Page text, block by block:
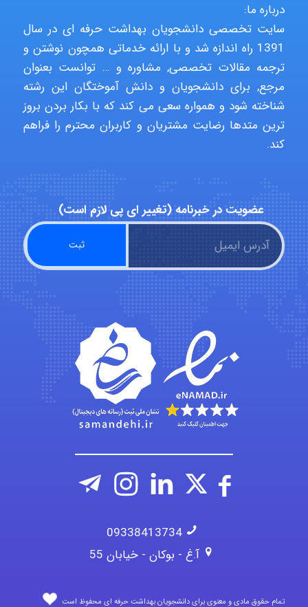
fahimeh sheibani
HaddadiMahsa
USER124
malekf
abolfazlkoshehe
abolfazlkoshehe
درباره ما:
سایت تخصصی دانشجویان بهداشت حرفه ای در سال
1391 راه اندازه شد و با ارائه خدماتی همچون نوشتن و
ترجمه مقالات تخصصی, مشاوره و … توانست بعنوان
مرجع, برای دانشجویان و دانش آموختگان این رشته
شناخته شود و همواره سعی می کند که با بکار بردن بروز
ترین متدها رضایت مشتریان و کاربران محترم را فراهم
کند.
عضویت در خبرنامه (تغییر ای پی لازم است)
09338413734
آ.غ - بوکان - خیابان 55
تمام حقوق مادی و معنوی برای دانشجویان بهداشت حرفه ای محفوظ است